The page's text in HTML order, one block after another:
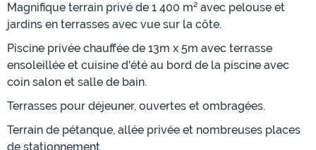
Magnifique terrain privé de 1 400 m² avec pelouse et
jardins en terrasses avec vue sur la côte.
Piscine privée chauffée de 13m x 5m avec terrasse
ensoleillée et cuisine d'été au bord de la piscine avec
coin salon et salle de bain.
Terrasses pour déjeuner, ouvertes et ombragées.
Terrain de pétanque, allée privée et nombreuses places
de stationnement.